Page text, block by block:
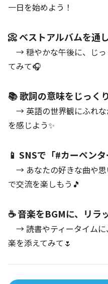
一日を始めよう！
📀 ベストアルバムを通
→ 穏やかな午後に、じっ
てみて🎧
📚 歌詞の意味をじっく
→ 英語の世界観にふれな
を感じよう✨
📱 SNSで「#カーペン
→ あなたの好きな曲や思
で交流を楽しもう🎵
☕ 音楽をBGMに、リラ
→ 読書やティータイムに
楽を添えてみて🌷